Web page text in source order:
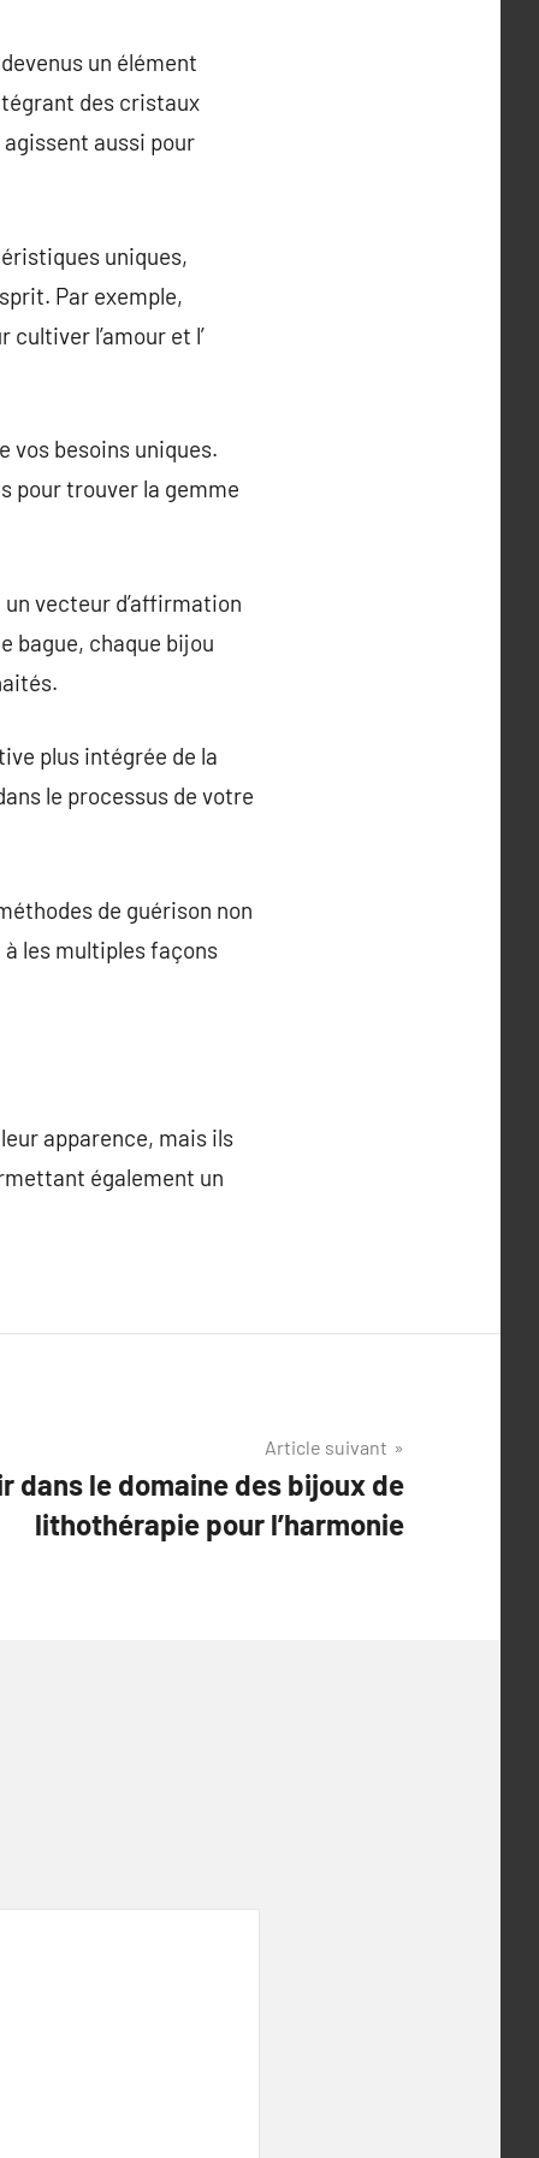
un élément
des cristaux
aussi pour
uniques,
Par exemple,
l’amour et l’
vos besoins uniques.
pour trouver la gemme
vecteur d’affirmation
bague, chaque bijou
plus intégrée de la
le processus de votre
de guérison non
les multiples façons
apparence, mais ils
également un
Article suivant
dans le domaine des bijoux de
lithothérapie pour l’harmonie